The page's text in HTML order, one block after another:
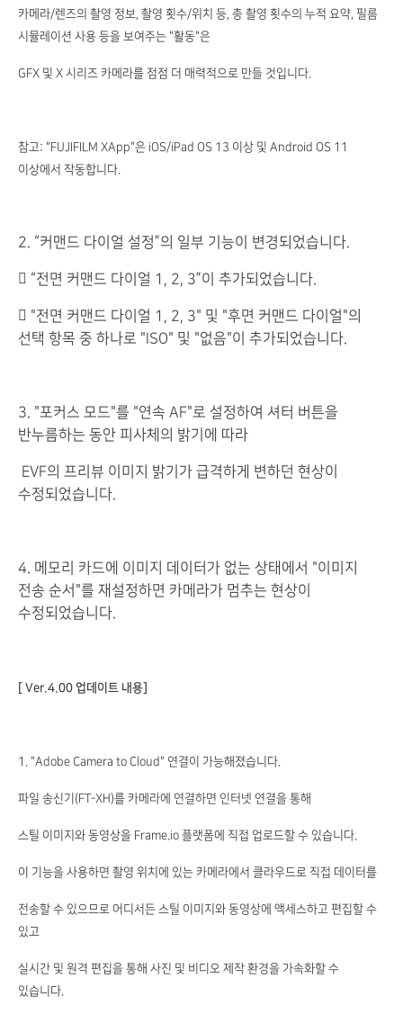
카메라/렌즈의 촬영 정보, 촬영 횟수/위치 등, 총 촬영 횟수의 누적 요약, 필름
시뮬레이션 사용 등을 보여주는 "활동"은
GFX 및 X 시리즈 카메라를 점점 더 매력적으로 만들 것입니다.
참고: "FUJIFILM XApp"은 iOS/iPad OS 13 이상 및 Android OS 11
이상에서 작동합니다.
2. “커맨드 다이얼 설정”의 일부 기능이 변경되었습니다.
 “전면 커맨드 다이얼 1, 2, 3”이 추가되었습니다.
 "전면 커맨드 다이얼 1, 2, 3" 및 "후면 커맨드 다이얼"의
선택 항목 중 하나로 "ISO" 및 "없음"이 추가되었습니다.
3. "포커스 모드"를 "연속 AF"로 설정하여 셔터 버튼을
반누름하는 동안 피사체의 밝기에 따라
EVF의 프리뷰 이미지 밝기가 급격하게 변하던 현상이
수정되었습니다.
4. 메모리 카드에 이미지 데이터가 없는 상태에서 "이미지
전송 순서"를 재설정하면 카메라가 멈추는 현상이
수정되었습니다.
[ Ver.4.00 업데이트 내용]
1. "Adobe Camera to Cloud" 연결이 가능해졌습니다.
파일 송신기(FT-XH)를 카메라에 연결하면 인터넷 연결을 통해
스틸 이미지와 동영상을 Frame.io 플랫폼에 직접 업로드할 수 있습니다.
이 기능을 사용하면 촬영 위치에 있는 카메라에서 클라우드로 직접 데이터를
전송할 수 있으므로 어디서든 스틸 이미지와 동영상에 액세스하고 편집할 수
있고
실시간 및 원격 편집을 통해 사진 및 비디오 제작 환경을 가속화할 수
있습니다.